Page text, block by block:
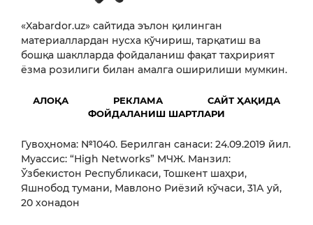
«Xabardor.uz» сайтида эълон қилинган
материаллардан нусха кўчириш, тарқатиш ва
бошқа шаклларда фойдаланиш фақат таҳририят
ёзма розилиги билан амалга оширилиши мумкин.
АЛОҚА РЕКЛАМА
САЙТ ҲАҚИДА
ФОЙДАЛАНИШ ШАРТЛАРИ
Гувоҳнома: №1040. Берилган санаси: 24.09.2019 йил.
Муассис: “High Networks” МЧЖ. Манзил:
Ўзбекистон Республикаси, Тошкент шаҳри,
Яшнобод тумани, Мавлоно Риёзий кўчаси, 31А уй,
20 хонадон